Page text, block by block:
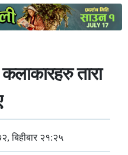
तारा
बिहीबार २१:२५